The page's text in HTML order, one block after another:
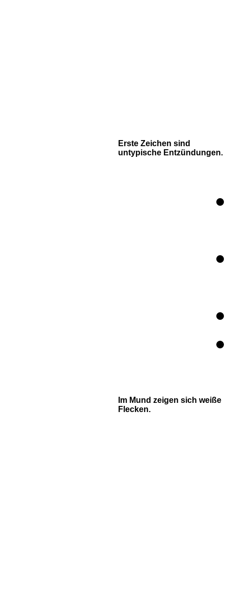
Erste Zeichen sind
untypische Entzündungen.
Im Mund zeigen sich weiße
Flecken.